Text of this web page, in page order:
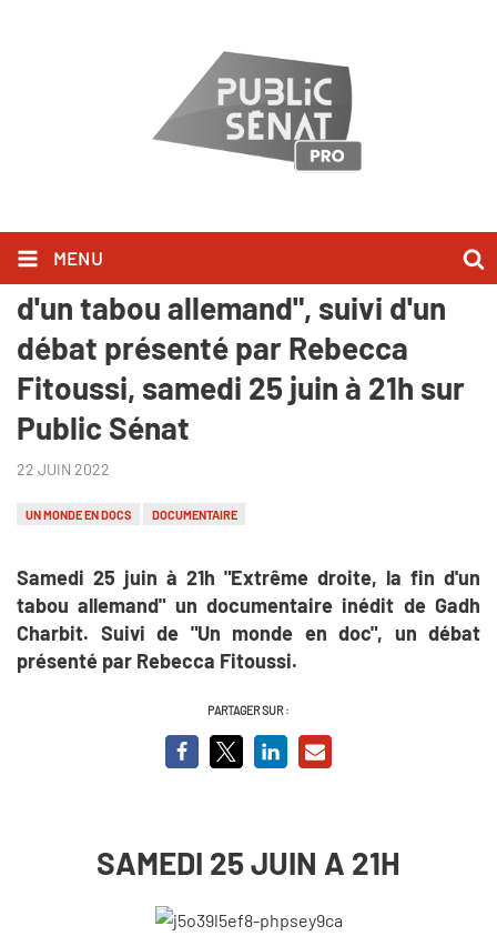
MENU
INÉDIT : "Extrême droite, la fin
d'un tabou allemand", suivi d'un
débat présenté par Rebecca
Fitoussi, samedi 25 juin à 21h sur
Public Sénat
22 JUIN 2022
UN MONDE EN DOCS DOCUMENTAIRE
Samedi 25 juin à 21h "Extrême droite, la fin d'un
tabou allemand" un documentaire inédit de Gadh
Charbit. Suivi de "Un monde en doc", un débat
présenté par Rebecca Fitoussi.
PARTAGER SUR :
SAMEDI 25 JUIN A 21H